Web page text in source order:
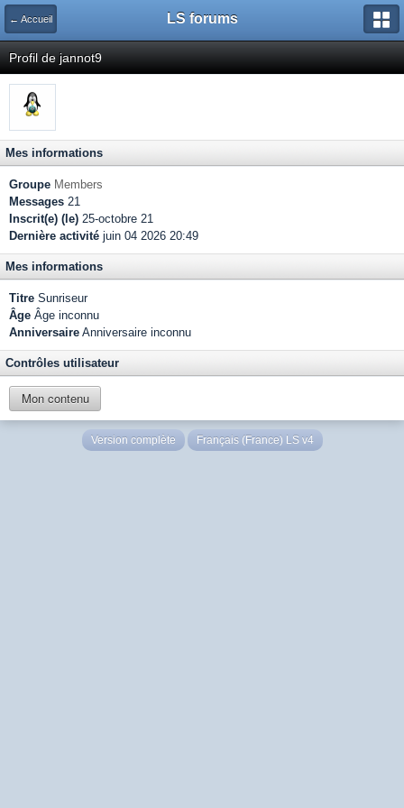
← Accueil LS forums
Profil de jannot9
Mes informations
Groupe Members
Messages 21
Inscrit(e) (le) 25-octobre 21
Dernière activité juin 04 2026 20:49
Mes informations
Titre Sunriseur
Âge Âge inconnu
Anniversaire Anniversaire inconnu
Contrôles utilisateur
Mon contenu
Version complète Français (France) LS v4